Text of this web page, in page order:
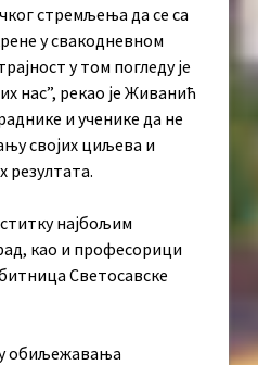
стремљења да се са
у свакодневном
у том погледу је
нас”, рекао је Живанић
и ученике да не
својих циљева и
најбољим
као и професорици
Светосавске
обиљежавања